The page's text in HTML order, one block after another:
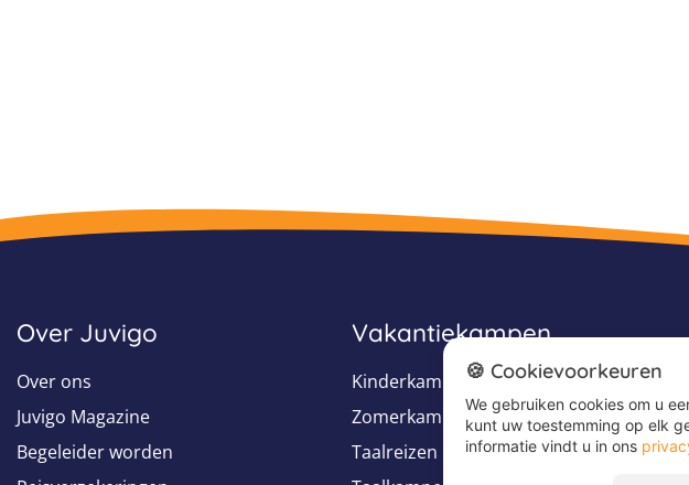
Over Juvigo
Over ons
Juvigo Magazine
Begeleider worden
Vakantiekampen
Kinderkampen
Zomerkampen
Taalreizen
🍪 Cookievoorkeuren
We gebruiken cookies om u
kunt uw toestemming op elk
informatie vindt u in ons